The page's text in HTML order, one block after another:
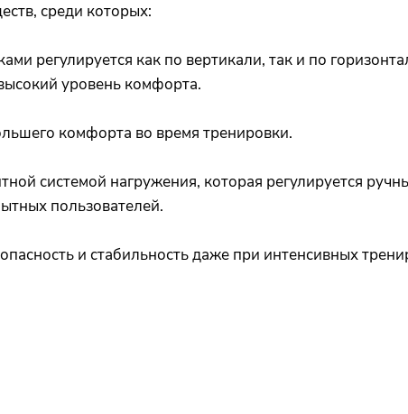
среди которых:
регулируется как по вертикали, так и по
уровень комфорта.
комфорта во время тренировки.
системой нагружения, которая регулируется
пользователей.
и стабильность даже при интенсивных